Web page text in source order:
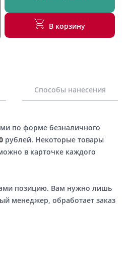
В корзину
Способы нанесения
по форме безналичного
рублей. Некоторые товары
в карточке каждого
позицию. Вам нужно лишь
менеджер, обработает заказ